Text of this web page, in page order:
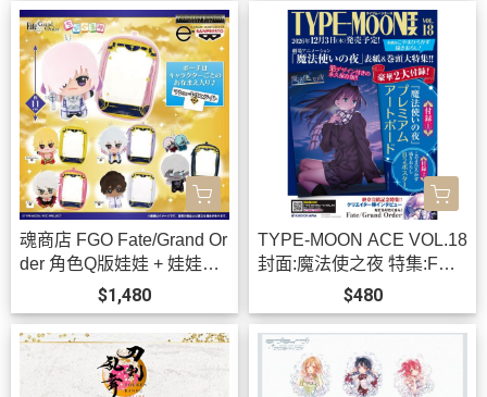
售!
魂商店 FGO Fate/Grand Or
der 角色Q版娃娃 + 娃娃包
可選*12月發售!
$1,480
TYPE-MOON ACE VOL.18
封面:魔法使之夜 特集:FGO
二部完結 *12/3發售!
$480